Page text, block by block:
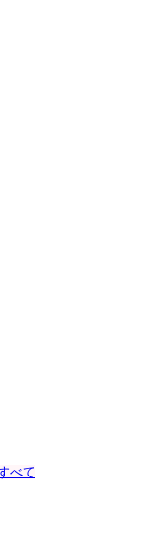
べて